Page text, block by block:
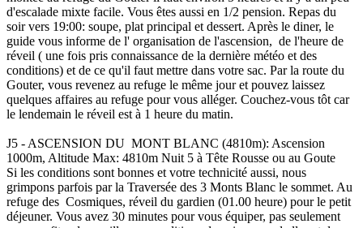
d'escalade mixte facile. Vous êtes aussi en 1/2 pension. Repas du
soir vers 19:00: soupe, plat principal et dessert. Après le diner, le
guide vous informe de l' organisation de l'ascension, de l'heure de
réveil ( une fois pris connaissance de la dernière météo et des
conditions) et de ce qu'il faut mettre dans votre sac. Par la route du
Gouter, vous revenez au refuge le même jour et pouvez laissez
quelques affaires au refuge pour vous alléger. Couchez-vous tôt car
le lendemain le réveil est à 1 heure du matin.
J5 - ASCENSION DU MONT BLANC (4810m): Ascension
1000m, Altitude Max: 4810m Nuit 5 à Tête Rousse ou au Goute
Si les conditions sont bonnes et votre technicité aussi, nous
grimpons parfois par la Traversée des 3 Monts Blanc le sommet. Au
refuge des Cosmiques, réveil du gardien (01.00 heure) pour le petit
déjeuner. Vous avez 30 minutes pour vous équiper, pas seulement